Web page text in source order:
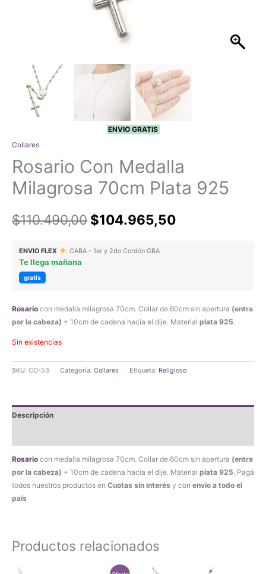
ENVIO GRATIS
Collares
Rosario Con Medalla
Milagrosa 70cm Plata 925
$110.490,00 El
$110.490,00.
$104.965,50El
$104.965,50.
ENVIO FLEX : CABA - 1er y 2do Cordón GBA
Te llega mañana
gratis
Rosario con medalla milagrosa 70cm. Collar de 60cm sin apertura (entra
por la cabeza) + 10cm de cadena hacia el dije. Material plata 925.
Sin existencias
SKU: CO-53 Categoría: Collares Etiqueta: Religioso
Descripción
Rosario con medalla milagrosa 70cm. Collar de 60cm sin apertura (entra
por la cabeza) + 10cm de cadena hacia el dije. Material plata 925. Pagá
todos nuestros productos en Cuotas sin interés y con envío a todo el
país
Productos relacionados